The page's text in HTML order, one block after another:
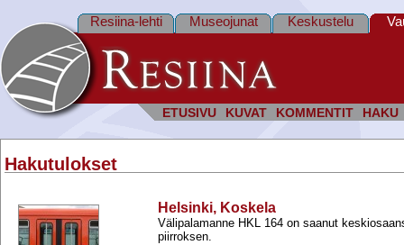
ETUSIVU KUVAT KOMMENTIT HAKU
Resiina-lehti Museojunat Keskustelu
Hakutulokset
Helsinki, Koskela
Välipalamanne HKL 164 on saanut
piirroksen.